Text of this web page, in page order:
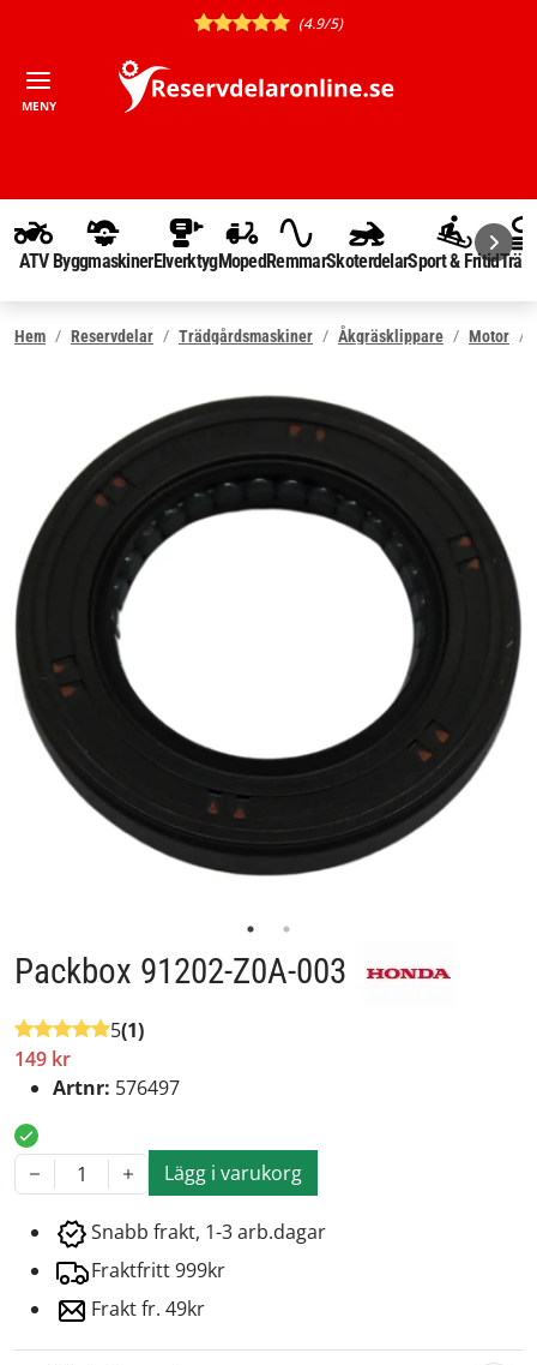
(4.9/5)
MENY
ATV ByggmaskinerElverktygMopedRemmarSkoterdelarSport & Fritid
Hem Reservdelar Trädgårdsmaskiner Åkgräsklippare Motor
Packbox 91202-Z0A-003
5(1)
149 kr
Artnr: 576497
1 Lägg i varukorg
Snabb frakt, 1-3 arb.dagar
Fraktfritt 999kr
Frakt fr. 49kr